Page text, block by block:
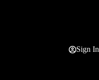
Sign In